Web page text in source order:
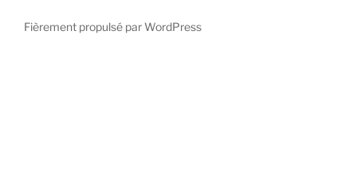
Fièrement propulsé par WordPress